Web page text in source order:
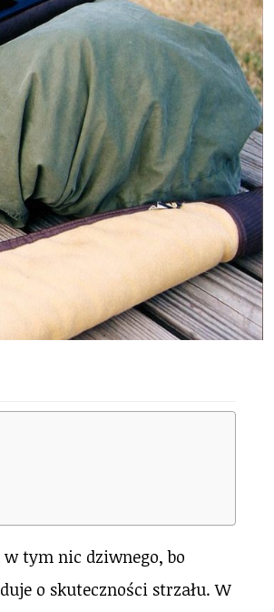
tym nic dziwnego, bo
o skuteczności strzału. W